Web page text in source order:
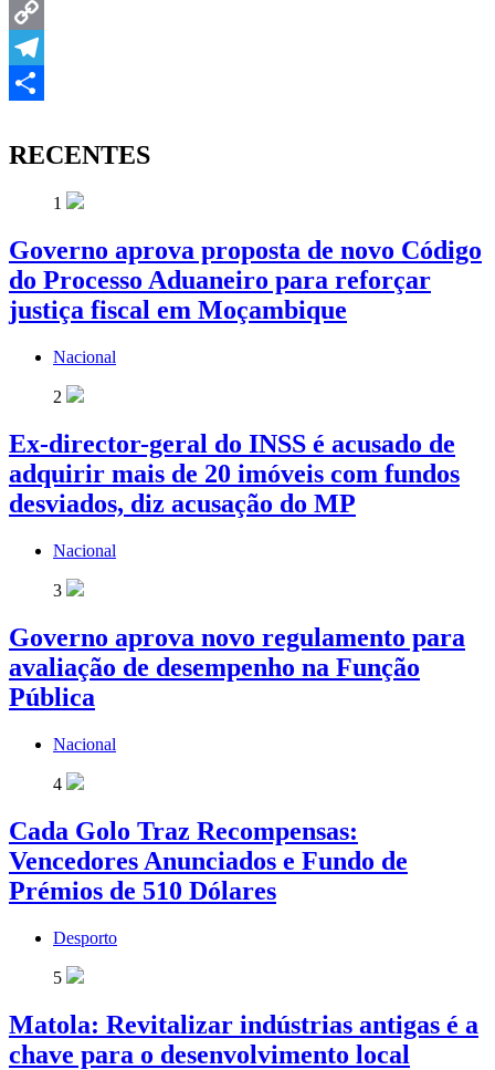
LinkedIn
Copy
Link
Telegram
RECENTES
1
Governo aprova proposta de novo Código
do Processo Aduaneiro para reforçar
justiça fiscal em Moçambique
Nacional
2
Ex-director-geral do INSS é acusado de
adquirir mais de 20 imóveis com fundos
desviados, diz acusação do MP
Nacional
3
Governo aprova novo regulamento para
avaliação de desempenho na Função
Pública
Nacional
4
Cada Golo Traz Recompensas:
Vencedores Anunciados e Fundo de
Prémios de 510 Dólares
Desporto
5
Matola: Revitalizar indústrias antigas é a
chave para o desenvolvimento local